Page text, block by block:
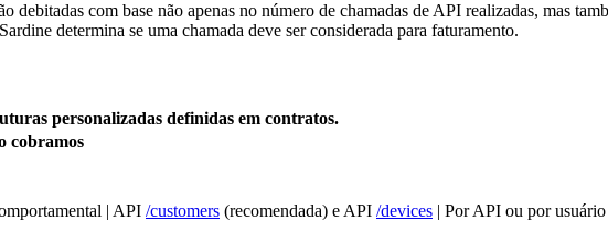
debitadas com base não apenas no número de chamadas de API realizadas, mas
determina se uma chamada deve ser considerada para faturamento.
personalizadas definidas em contratos.
cobramos
| API /customers (recomendada) e API /devices | Por API ou por